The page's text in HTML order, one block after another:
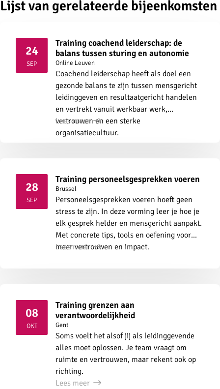
Lijst van gerelateerde bijeenkomsten
24
SEP2026
Training coachend leiderschap: de
balans tussen sturing en autonomie
Online Leuven
Coachend leiderschap heeft als doel een
gezonde balans te zijn tussen mensgericht
leidinggeven en resultaatgericht handelen
en vertrekt vanuit werkbaar werk,
vertrouwen en een sterke
organisatiecultuur.
Lees meer
28
SEP2026
Training personeelsgesprekken voeren
Brussel
Personeelsgesprekken voeren hoeft geen
stress te zijn. In deze vorming leer je hoe je
elk gesprek helder en mensgericht aanpakt.
Met concrete tips, tools en oefening voor
meer vertrouwen en impact.
Lees meer
08
OKT2026
Training grenzen aan
verantwoordelijkheid
Gent
Soms voelt het alsof jij als leidinggevende
alles moet oplossen. Je team vraagt om
ruimte en vertrouwen, maar rekent ook op
richting.
Lees meer